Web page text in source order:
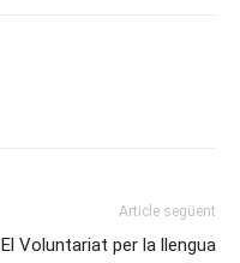
Article següent
El Voluntariat per la llengua